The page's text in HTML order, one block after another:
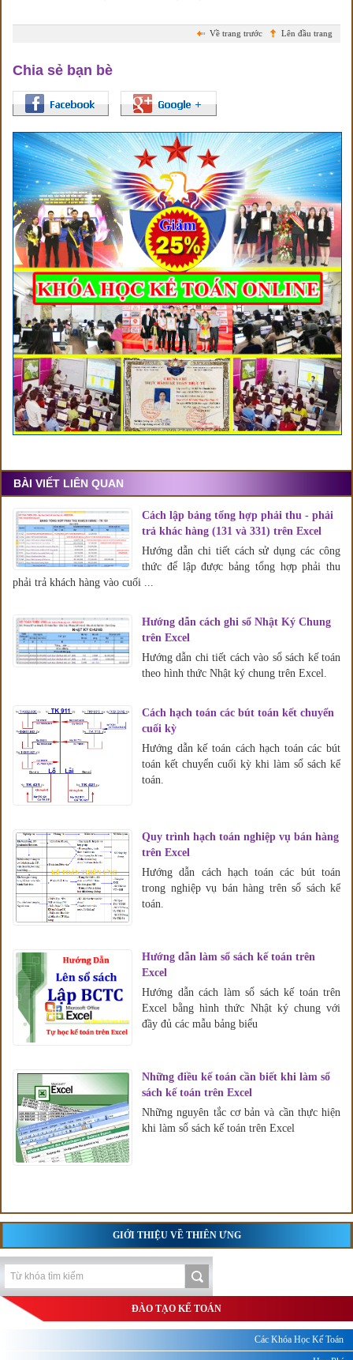
Lên đầu trang
Về trang trước
Chia sẻ bạn bè
BÀI VIẾT LIÊN QUAN
Cách lập bảng tổng hợp phải thu - phải
trả khác hàng (131 và 331) trên Excel
Hướng dẫn chi tiết cách sử dụng các công
thức để lập được bảng tổng hợp phải thu
phải trả khách hàng vào cuối ...
Hướng dẫn cách ghi sổ Nhật Ký Chung
trên Excel
Hướng dẫn chi tiết cách vào sổ sách kế toán
theo hình thức Nhật ký chung trên Excel.
Cách hạch toán các bút toán kết chuyển
cuối kỳ
Hướng dẫn kế toán cách hạch toán các bút
toán kết chuyển cuối kỳ khi làm sổ sách kế
toán.
Quy trình hạch toán nghiệp vụ bán hàng
trên Excel
Hướng dẫn cách hạch toán các bút toán
trong nghiệp vụ bán hàng trên sổ sách kế
toán.
Hướng dẫn làm sổ sách kế toán trên
Excel
Hướng dẫn cách làm sổ sách kế toán trên
Excel bằng hình thức Nhật ký chung với
đầy đủ các mẫu bảng biểu
Những điều kế toán cần biết khi làm sổ
sách kế toán trên Excel
Những nguyên tắc cơ bản và cần thực hiện
khi làm sổ sách kế toán trên Excel
GIỚI THIỆU VỀ THIÊN ƯNG
ĐÀO TẠO KẾ TOÁN
Các Khóa Học Kế Toán